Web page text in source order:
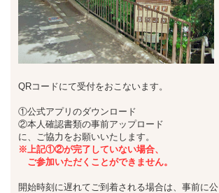
QRコードにて受付をおこないます。
①公式アプリのダウンロード
②本人確認書類の事前アップロード
に、ご協力をお願いいたします。
※上記①②が完了していない場合、
ご参加いただくことができません。
開始時刻に遅れてご到着される場合は、事前に公